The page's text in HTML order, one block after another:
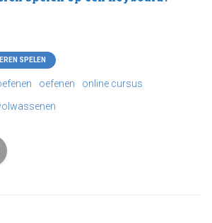
SPELEN
oefenen
online cursus